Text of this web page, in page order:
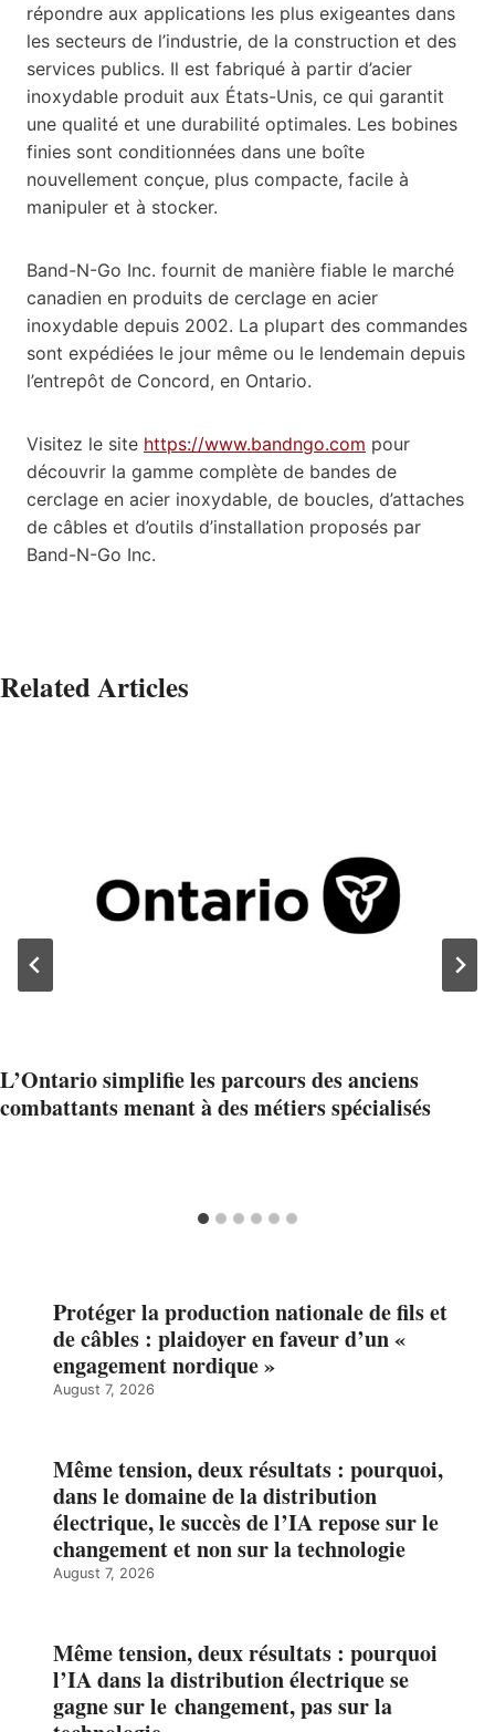
répondre aux applications les plus exigeantes dans
les secteurs de l’industrie, de la construction et des
services publics. Il est fabriqué à partir d’acier
inoxydable produit aux États-Unis, ce qui garantit
une qualité et une durabilité optimales. Les bobines
finies sont conditionnées dans une boîte
nouvellement conçue, plus compacte, facile à
manipuler et à stocker.
Band-N-Go Inc. fournit de manière fiable le marché
canadien en produits de cerclage en acier
inoxydable depuis 2002. La plupart des commandes
sont expédiées le jour même ou le lendemain depuis
l’entrepôt de Concord, en Ontario.
Visitez le site https://www.bandngo.com pour
découvrir la gamme complète de bandes de
cerclage en acier inoxydable, de boucles, d’attaches
de câbles et d’outils d’installation proposés par
Band-N-Go Inc.
Related Articles
L’Ontario simplifie les parcours des anciens
combattants menant à des métiers spécialisés
Protéger la production nationale de fils et
de câbles : plaidoyer en faveur d’un «
engagement nordique »
August 7, 2026
Même tension, deux résultats : pourquoi,
dans le domaine de la distribution
électrique, le succès de l’IA repose sur le
changement et non sur la technologie
August 7, 2026
Même tension, deux résultats : pourquoi
l’IA dans la distribution électrique se
gagne sur le changement, pas sur la